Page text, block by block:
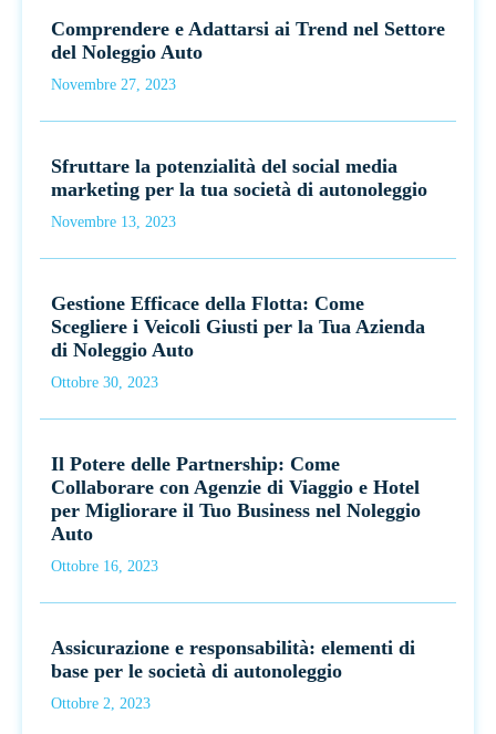
Comprendere e Adattarsi ai Trend nel Settore
del Noleggio Auto
Novembre 27, 2023
Sfruttare la potenzialità del social media
marketing per la tua società di autonoleggio
Novembre 13, 2023
Gestione Efficace della Flotta: Come
Scegliere i Veicoli Giusti per la Tua Azienda
di Noleggio Auto
Ottobre 30, 2023
Il Potere delle Partnership: Come
Collaborare con Agenzie di Viaggio e Hotel
per Migliorare il Tuo Business nel Noleggio
Auto
Ottobre 16, 2023
Assicurazione e responsabilità: elementi di
base per le società di autonoleggio
Ottobre 2, 2023